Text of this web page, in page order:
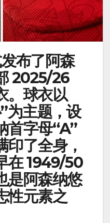
布了阿森
2025/26
。球衣以
为主题，设
首字母“A”
印了全身，
在 1949/50
是阿森纳悠
性元素之